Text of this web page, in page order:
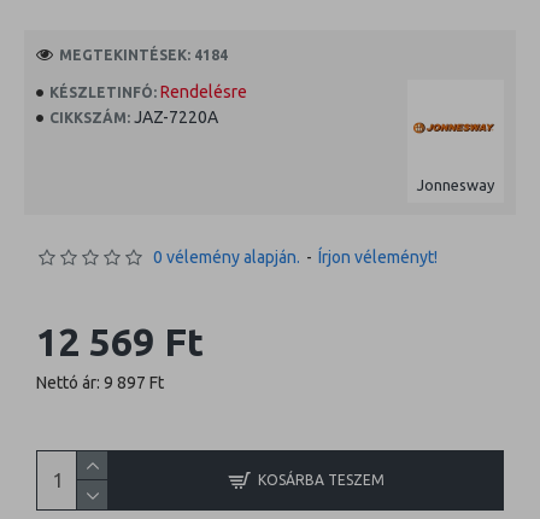
KÉSZLETINFÓ: Rendelésre
CIKKSZÁM: JAZ-7220A
Jonnesway
MEGTEKINTÉSEK: 4184
0 vélemény alapján. - Írjon véleményt!
12 569 Ft
Nettó ár: 9 897 Ft
KOSÁRBA TESZEM